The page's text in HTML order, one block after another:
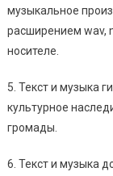
музыкальное
расширением wav,
носителе.
5. Текст и музыка
культурное
громады.
6. Текст и музыка